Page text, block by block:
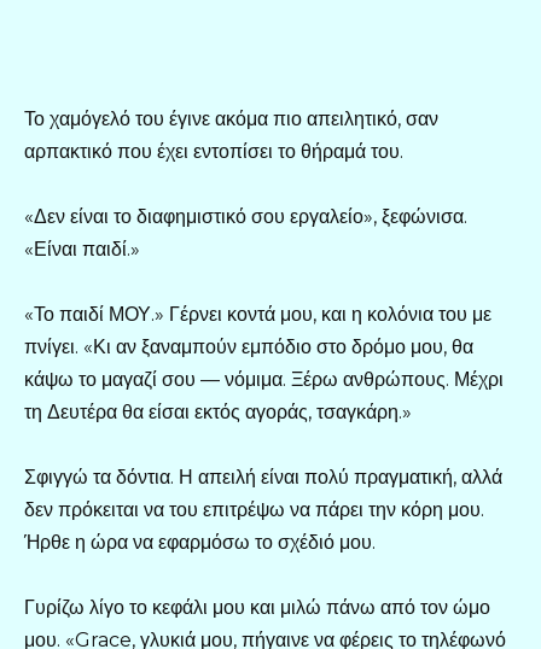
Το χαμόγελό του έγινε ακόμα πιο απειλητικό, σαν
αρπακτικό που έχει εντοπίσει το θήραμά του.
«Δεν είναι το διαφημιστικό σου εργαλείο», ξεφώνισα.
«Είναι παιδί.»
«Το παιδί ΜΟΥ.» Γέρνει κοντά μου, και η κολόνια του με
πνίγει. «Κι αν ξαναμπούν εμπόδιο στο δρόμο μου, θα
κάψω το μαγαζί σου — νόμιμα. Ξέρω ανθρώπους. Μέχρι
τη Δευτέρα θα είσαι εκτός αγοράς, τσαγκάρη.»
Σφιγγώ τα δόντια. Η απειλή είναι πολύ πραγματική, αλλά
δεν πρόκειται να του επιτρέψω να πάρει την κόρη μου.
Ήρθε η ώρα να εφαρμόσω το σχέδιό μου.
Γυρίζω λίγο το κεφάλι μου και μιλώ πάνω από τον ώμο
μου. «Grace, γλυκιά μου, πήγαινε να φέρεις το τηλέφωνό